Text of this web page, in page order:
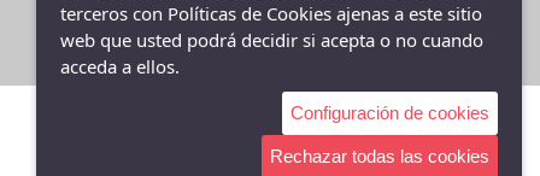
28
28-29
terceros con Políticas de Cookies ajenas a este sitio
web que usted podrá decidir si acepta o no cuando
acceda a ellos.
Configuración de cookies
Rechazar todas las cookies